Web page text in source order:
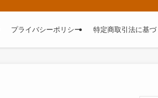
営されているWEBサイトです。
プライバシーポリシー 特定商取引法に基